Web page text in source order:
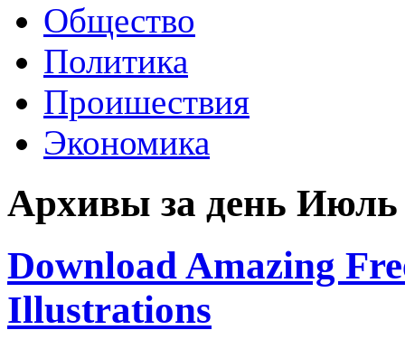
Общество
Политика
Проишествия
Экономика
Архивы за день Июль
Download Amazing
Illustrations